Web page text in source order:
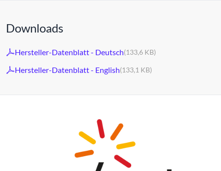
Downloads
Hersteller-Datenblatt - Deutsch(133,6 KB)
Hersteller-Datenblatt - English(133,1 KB)